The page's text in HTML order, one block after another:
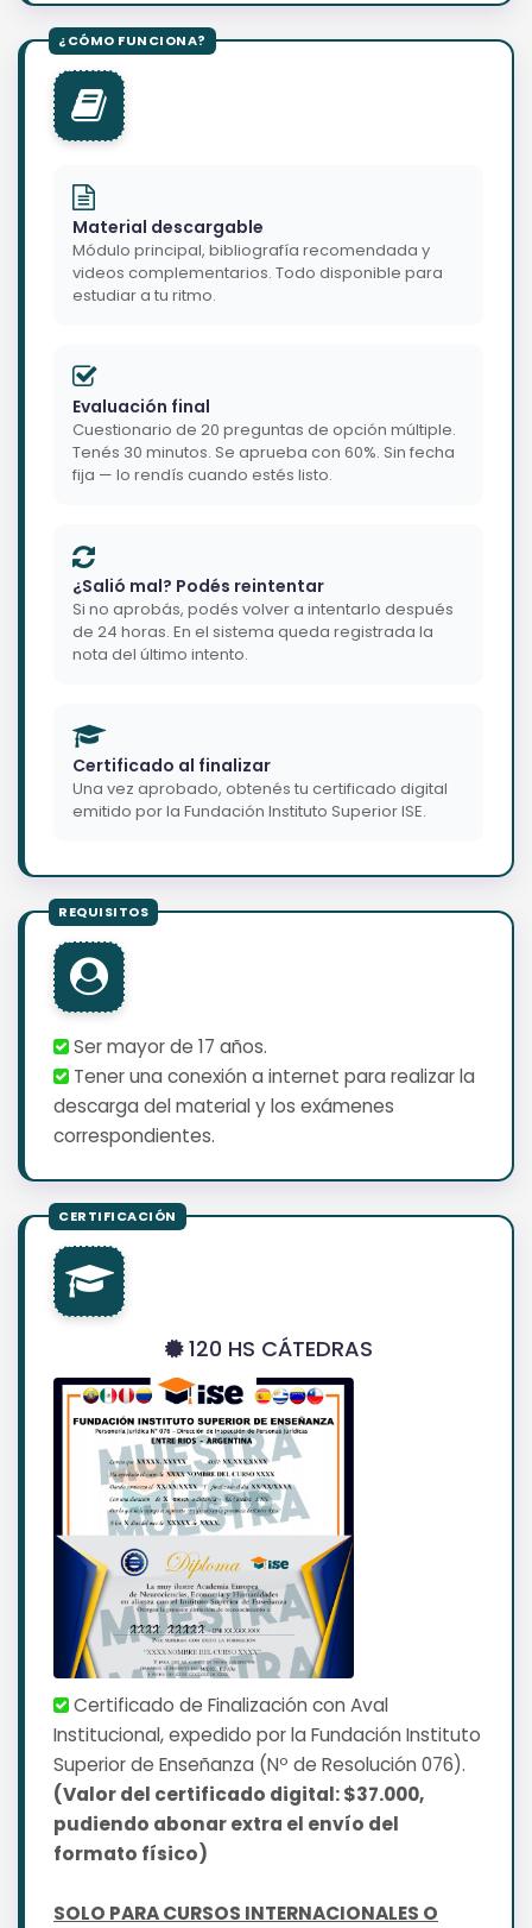
Material descargable
Módulo principal, bibliografía recomendada y
videos complementarios. Todo disponible para
estudiar a tu ritmo.
Evaluación final
Cuestionario de 20 preguntas de opción múltiple.
Tenés 30 minutos. Se aprueba con 60%. Sin fecha
fija — lo rendís cuando estés listo.
¿Salió mal? Podés reintentar
Si no aprobás, podés volver a intentarlo después
de 24 horas. En el sistema queda registrada la
nota del último intento.
Certificado al finalizar
Una vez aprobado, obtenés tu certificado digital
emitido por la Fundación Instituto Superior ISE.
Ser mayor de 17 años.
Tener una conexión a internet para realizar la
descarga del material y los exámenes
correspondientes.
120 HS CÁTEDRAS
Certificado de Finalización con Aval
Institucional, expedido por la Fundación Instituto
Superior de Enseñanza (Nº de Resolución 076).
(Valor del certificado digital: $37.000,
pudiendo abonar extra el envío del
formato físico)
SOLO PARA CURSOS INTERNACIONALES O